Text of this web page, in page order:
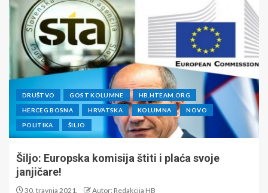
DRUŠTVO GOST KOLUMNE HB.HTEAM.ORG
HERCEG BOSNA HRVATSKA KOLUMNA NOVO
POLITIKA ŠILJO
Šiljo: Europska komisija štiti i plaća svoje
janjičare!
30. travnja 2021. Autor: Redakcija HB